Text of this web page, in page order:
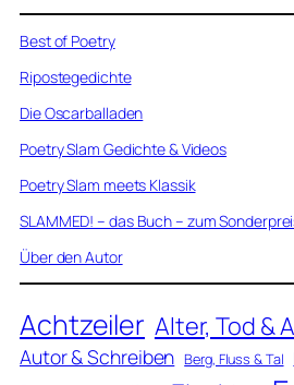
Best of Poetry
Ripostegedichte
Die Oscarballaden
Poetry Slam Gedichte & Videos
Poetry Slam meets Klassik
SLAMMED! – das Buch – zum
Über den Autor
Achtzeiler Alter, Tod &
Autor & Schreiben Berg, Fluss & Tal